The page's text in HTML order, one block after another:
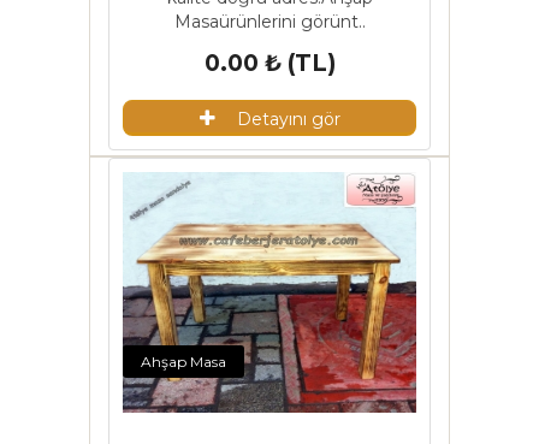
Masaürünlerini görünt..
0.00 ₺ (TL)
Detayını gör
Ahşap Masa